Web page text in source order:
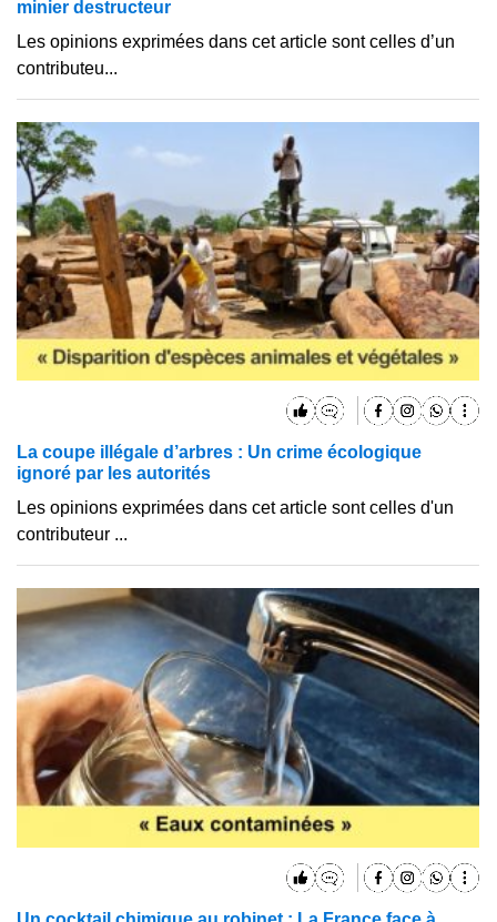
minier destructeur
Les opinions exprimées dans cet article sont celles d’un
contributeu...
La coupe illégale d’arbres : Un crime écologique
ignoré par les autorités
Les opinions exprimées dans cet article sont celles d'un
contributeur ...